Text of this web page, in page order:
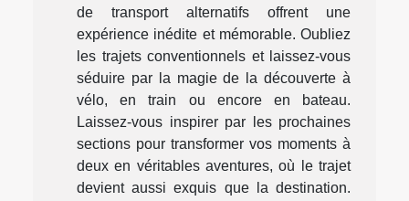
de transport alternatifs offrent une
expérience inédite et mémorable. Oubliez
les trajets conventionnels et laissez-vous
séduire par la magie de la découverte à
vélo, en train ou encore en bateau.
Laissez-vous inspirer par les prochaines
sections pour transformer vos moments à
deux en véritables aventures, où le trajet
devient aussi exquis que la destination.